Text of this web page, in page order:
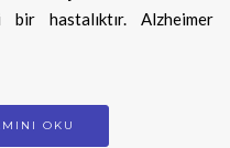
hastalıktır. Alzheimer
OKU